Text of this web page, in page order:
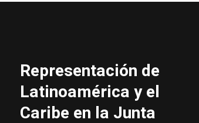
Representación de
Latinoamérica y el
Caribe en la Junta